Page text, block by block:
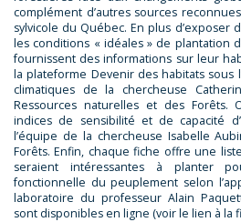
complément d’autres sources
sylvicole du Québec. En plus d’exposer
les conditions « idéales » de plantation
fournissent des informations sur leur
la plateforme Devenir des habitats sous
climatiques de la chercheuse
Ressources naturelles et des Forêts.
indices de sensibilité et de capacité
l’équipe de la chercheuse Isabelle
Forêts. Enfin, chaque fiche offre une
seraient intéressantes à planter
fonctionnelle du peuplement selon
laboratoire du professeur Alain
sont disponibles en ligne (voir le lien à la